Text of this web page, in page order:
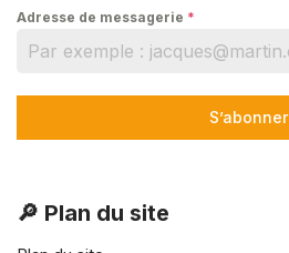
Adresse de messagerie *
S’abonner
🔎 Plan du site